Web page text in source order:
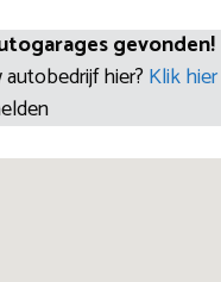
gevonden!
hier? Klik hier